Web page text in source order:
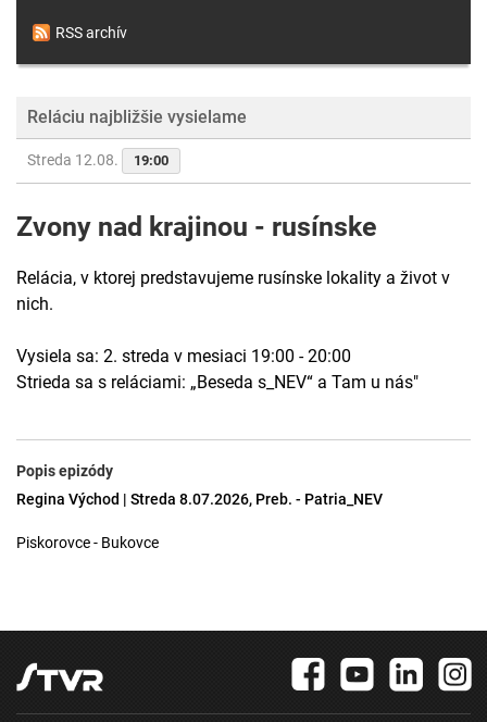
RSS archív
Reláciu najbližšie vysielame
Streda 12.08. 19:00
Zvony nad krajinou - rusínske
Relácia, v ktorej predstavujeme rusínske lokality a život v
nich.
Vysiela sa: 2. streda v mesiaci 19:00 - 20:00
Strieda sa s reláciami: „Beseda s_NEV“ a Tam u nás"
Popis epizódy
Regina Východ | Streda 8.07.2026, Preb. - Patria_NEV
Piskorovce - Bukovce